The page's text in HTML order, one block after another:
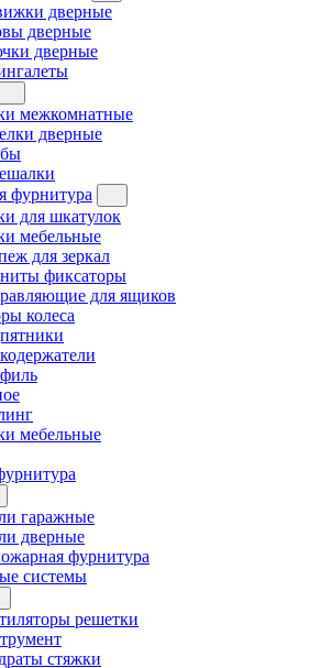
дверные
дверные
дверные
межкомнатные
дверные
фурнитура
для шкатулок
мебельные
для зеркал
фиксаторы
для ящиков
колеса
мебельные
гаражные
дверные
фурнитура
системы
решетки
стяжки